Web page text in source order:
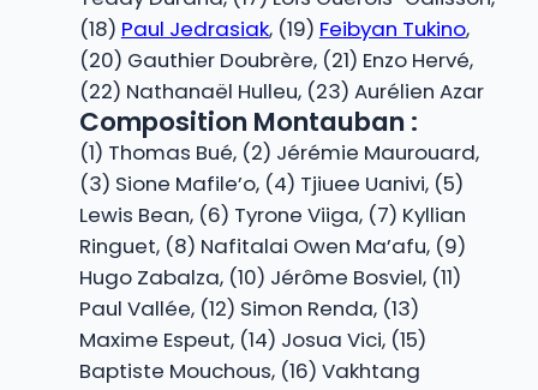
(18) Paul Jedrasiak, (19) Feibyan Tukino,
(20) Gauthier Doubrère, (21) Enzo Hervé,
(22) Nathanaël Hulleu, (23) Aurélien Azar
Composition Montauban :
(1) Thomas Bué, (2) Jérémie Maurouard,
(3) Sione Mafile’o, (4) Tjiuee Uanivi, (5)
Lewis Bean, (6) Tyrone Viiga, (7) Kyllian
Ringuet, (8) Nafitalai Owen Ma’afu, (9)
Hugo Zabalza, (10) Jérôme Bosviel, (11)
Paul Vallée, (12) Simon Renda, (13)
Maxime Espeut, (14) Josua Vici, (15)
Baptiste Mouchous, (16) Vakhtang